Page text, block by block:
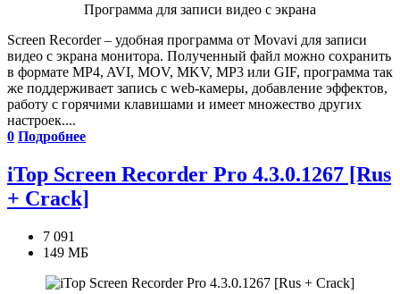
Программа для записи видео с экрана
Screen Recorder – удобная программа от Movavi для записи
видео с экрана монитора. Полученный файл можно сохранить
в формате MP4, AVI, MOV, MKV, MP3 или GIF, программа так
же поддерживает запись с web-камеры, добавление эффектов,
работу с горячими клавишами и имеет множество других
настроек....
0 Подробнее
iTop Screen Recorder Pro 4.3.0.1267 [Rus
+ Crack]
7 091
149 МБ